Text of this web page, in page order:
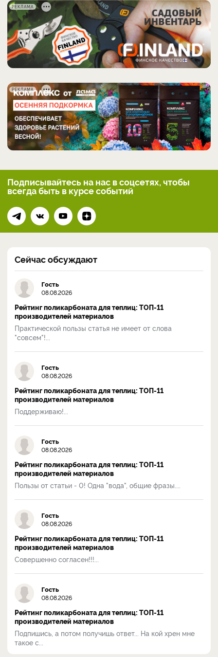
РЕКЛАМА
РЕКЛАМА
Подписывайтесь на нас в соцсетях, чтобы
всегдабыть в курсе событий
Сейчас обсуждают
Гость
08.08.2026
Рейтинг поликарбоната для теплиц: ТОП-11
производителей материалов
Практической пользы статья не имеет от слова
"совсем"!...
Гость
08.08.2026
Рейтинг поликарбоната для теплиц: ТОП-11
производителей материалов
Поддерживаю!...
Гость
08.08.2026
Рейтинг поликарбоната для теплиц: ТОП-11
производителей материалов
Пользы от статьи - 0! Одна "вода", общие фразы....
Гость
08.08.2026
Рейтинг поликарбоната для теплиц: ТОП-11
производителей материалов
Совершенно согласен!!!...
Гость
08.08.2026
Рейтинг поликарбоната для теплиц: ТОП-11
производителей материалов
Подпишись, а потом получишь ответ... На кой хрен мне
такое с...